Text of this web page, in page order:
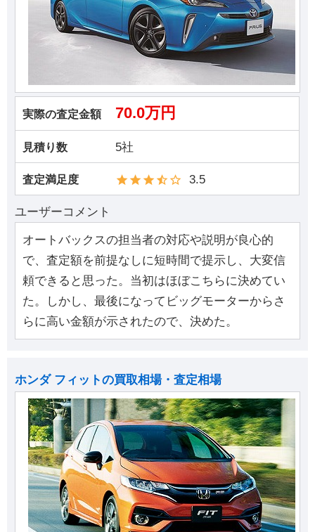
実際の査定金額 70.0万円
見積り数 5社
査定満足度 3.5
ユーザーコメント
オートバックスの担当者の対応や説明が良心的
で、査定額を前提なしに短時間で提示し、大変信
頼できると思った。当初はほぼこちらに決めてい
た。しかし、最後になってビッグモーターからさ
らに高い金額が示されたので、決めた。
ホンダ フィットの買取相場・査定相場